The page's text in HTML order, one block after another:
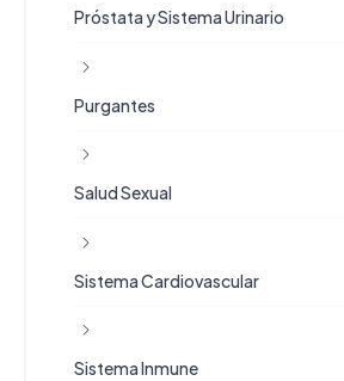
Próstata y Sistema Urinario
Purgantes
Salud Sexual
Sistema Cardiovascular
Sistema Inmune